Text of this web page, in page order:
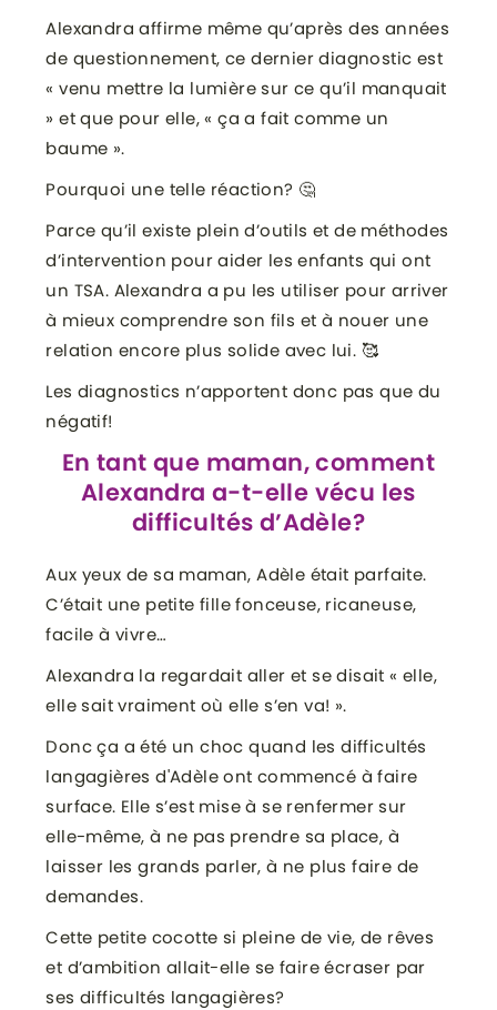
Alexandra affirme même qu’après des années
de questionnement, ce dernier diagnostic est
« venu mettre la lumière sur ce qu’il manquait
» et que pour elle, « ça a fait comme un
baume ».
Pourquoi une telle réaction? 🤔
Parce qu’il existe plein d’outils et de méthodes
d’intervention pour aider les enfants qui ont
un TSA. Alexandra a pu les utiliser pour arriver
à mieux comprendre son fils et à nouer une
relation encore plus solide avec lui. 🥰
Les diagnostics n’apportent donc pas que du
négatif!
En tant que maman, comment
Alexandra a-t-elle vécu les
difficultés d’Adèle?
Aux yeux de sa maman, Adèle était parfaite.
C’était une petite fille fonceuse, ricaneuse,
facile à vivre…
Alexandra la regardait aller et se disait « elle,
elle sait vraiment où elle s’en va! ».
Donc ça a été un choc quand les difficultés
langagières d'Adèle ont commencé à faire
surface. Elle s’est mise à se renfermer sur
elle-même, à ne pas prendre sa place, à
laisser les grands parler, à ne plus faire de
demandes.
Cette petite cocotte si pleine de vie, de rêves
et d’ambition allait-elle se faire écraser par
ses difficultés langagières?